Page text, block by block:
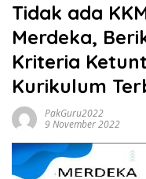
Tidak ada
Merdeka,
Kriteria
Kurikulum
PakGuru2022
9 November 2022